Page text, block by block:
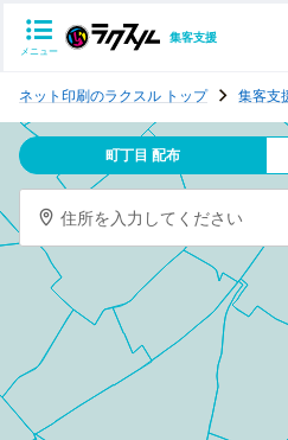
メニュー
集客支援
テ
ン
グ
ネット印刷のラクスル トップ 集客支
町丁目 配布
住所を入力してください